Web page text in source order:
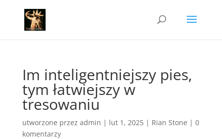
Im inteligentniejszy pies,
tym łatwiejszy w
tresowaniu
utworzone przez admin | lut 1, 2025| Rian Stone | 0
komentarzy